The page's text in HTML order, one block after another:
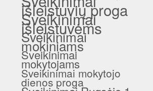
išleistuvių proga
Sveikinimai
išleistuvėms
Sveikinimai
mokiniams
Sveikinimai
mokytojams
Sveikinimai mokytojo
dienos proga